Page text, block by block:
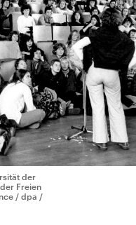
der
Freien
/ dpa /